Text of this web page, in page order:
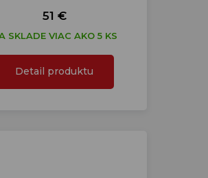
51 €
SKLADE VIAC AKO 5 KS
Detail produktu